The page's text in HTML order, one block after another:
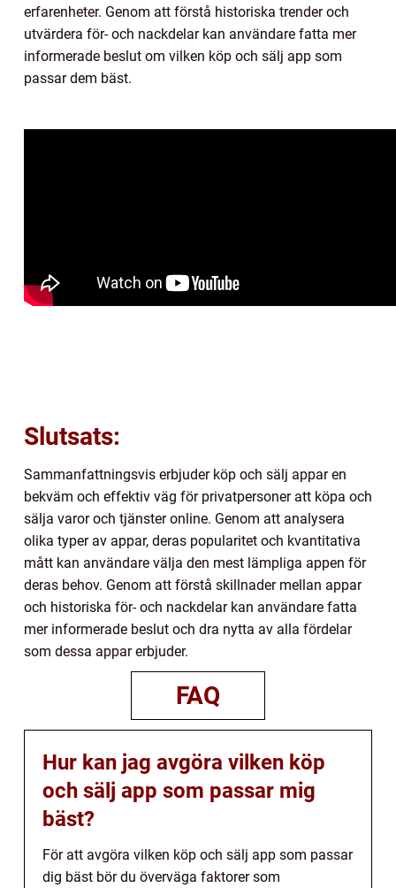
erfarenheter. Genom att förstå historiska trender och
utvärdera för- och nackdelar kan användare fatta mer
informerade beslut om vilken köp och sälj app som
passar dem bäst.
Slutsats:
Sammanfattningsvis erbjuder köp och sälj appar en
bekväm och effektiv väg för privatpersoner att köpa och
sälja varor och tjänster online. Genom att analysera
olika typer av appar, deras popularitet och kvantitativa
mått kan användare välja den mest lämpliga appen för
deras behov. Genom att förstå skillnader mellan appar
och historiska för- och nackdelar kan användare fatta
mer informerade beslut och dra nytta av alla fördelar
som dessa appar erbjuder.
FAQ
Hur kan jag avgöra vilken köp
och sälj app som passar mig
bäst?
För att avgöra vilken köp och sälj app som passar
dig bäst bör du överväga faktorer som